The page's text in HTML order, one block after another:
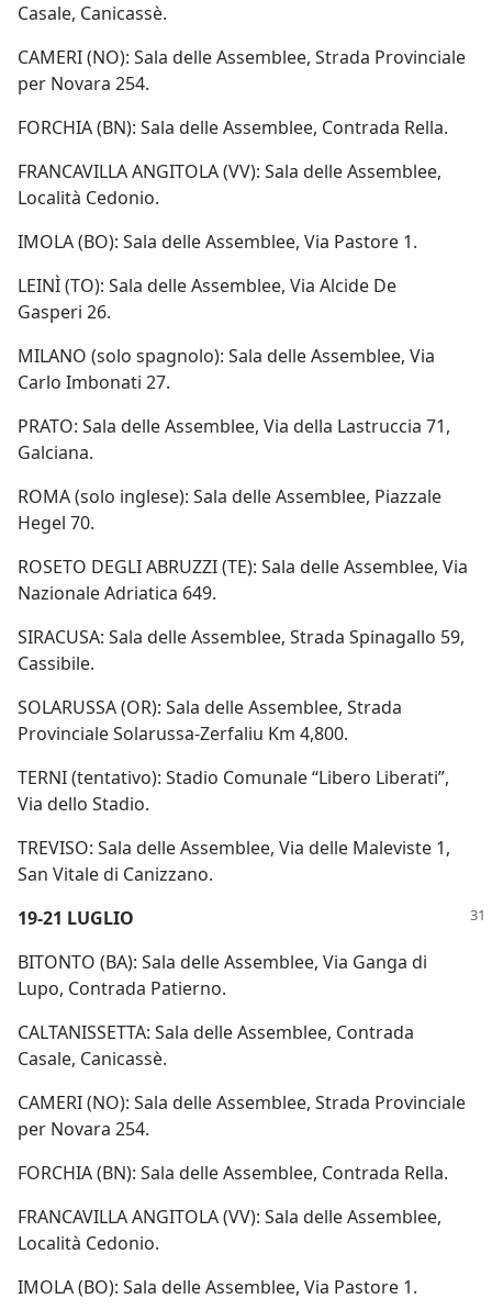
Casale, Canicassè.
CAMERI (NO): Sala delle Assemblee, Strada Provinciale
per Novara 254.
FORCHIA (BN): Sala delle Assemblee, Contrada Rella.
FRANCAVILLA ANGITOLA (VV): Sala delle Assemblee,
Località Cedonio.
IMOLA (BO): Sala delle Assemblee, Via Pastore 1.
LEINÌ (TO): Sala delle Assemblee, Via Alcide De
Gasperi 26.
MILANO (solo spagnolo): Sala delle Assemblee, Via
Carlo Imbonati 27.
PRATO: Sala delle Assemblee, Via della Lastruccia 71,
Galciana.
ROMA (solo inglese): Sala delle Assemblee, Piazzale
Hegel 70.
ROSETO DEGLI ABRUZZI (TE): Sala delle Assemblee, Via
Nazionale Adriatica 649.
SIRACUSA: Sala delle Assemblee, Strada Spinagallo 59,
Cassibile.
SOLARUSSA (OR): Sala delle Assemblee, Strada
Provinciale Solarussa-Zerfaliu Km 4,800.
TERNI (tentativo): Stadio Comunale “Libero Liberati”,
Via dello Stadio.
TREVISO: Sala delle Assemblee, Via delle Maleviste 1,
San Vitale di Canizzano.
19-21 LUGLIO
BITONTO (BA): Sala delle Assemblee, Via Ganga di
Lupo, Contrada Patierno.
CALTANISSETTA: Sala delle Assemblee, Contrada
Casale, Canicassè.
CAMERI (NO): Sala delle Assemblee, Strada Provinciale
per Novara 254.
FORCHIA (BN): Sala delle Assemblee, Contrada Rella.
FRANCAVILLA ANGITOLA (VV): Sala delle Assemblee,
Località Cedonio.
IMOLA (BO): Sala delle Assemblee, Via Pastore 1.